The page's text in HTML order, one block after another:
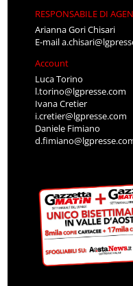
RESPONSABILE DI
Arianna Gori Chisari
E-mail
Account
Luca Torino
l.torino@lgpresse.com
Ivana Cretier
i.cretier@lgpresse.com
Daniele Fimiano